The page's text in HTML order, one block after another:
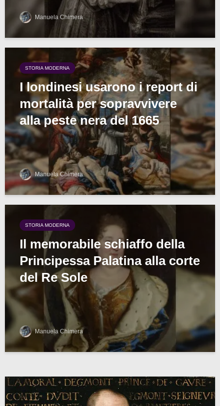
Manuela Chimera
STORIA MODERNA
I londinesi usarono i report di
mortalità per sopravvivere
alla peste nera del 1665
Manuela Chimera
STORIA MODERNA
Il memorabile schiaffo della
Principessa Palatina alla corte
del Re Sole
Manuela Chimera